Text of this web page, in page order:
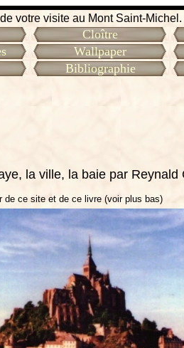
votre visite au Mont Saint-Michel.
Cloître
Wallpaper
Bibliographie
la ville, la baie par Reynald
de ce site et de ce livre (voir plus bas)